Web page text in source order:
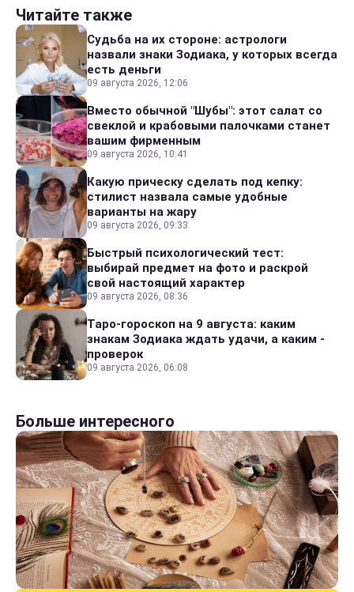
Читайте также
Судьба на их стороне: астрологи
назвали знаки Зодиака, у которых всегда
есть деньги
09 августа 2026, 12:06
Вместо обычной "Шубы": этот салат со
свеклой и крабовыми палочками станет
вашим фирменным
09 августа 2026, 10:41
Какую прическу сделать под кепку:
стилист назвала самые удобные
варианты на жару
09 августа 2026, 09:33
Быстрый психологический тест:
выбирай предмет на фото и раскрой
свой настоящий характер
09 августа 2026, 08:36
Таро-гороскоп на 9 августа: каким
знакам Зодиака ждать удачи, а каким -
проверок
09 августа 2026, 06:08
Больше интересного